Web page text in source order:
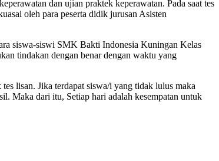
dan ujian praktek keperawatan. Pada saat tes
oleh para peserta didik jurusan Asisten
siswa-siswi SMK Bakti Indonesia Kuningan Kelas
tindakan dengan benar dengan waktu yang
lisan. Jika terdapat siswa/i yang tidak lulus maka
Maka dari itu, Setiap hari adalah kesempatan untuk